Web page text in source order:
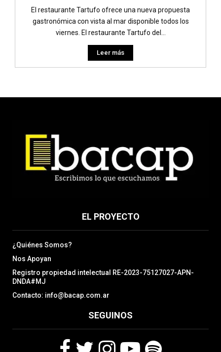
El restaurante Tartufo ofrece una nueva propuesta
gastronómica con vista al mar disponible todos los
viernes. El restaurante Tartufo del...
Leer más
EL PROYECTO
¿Quiénes Somos?
Nos Apoyan
Registro propiedad intelectual RE-2023-75127027-APN-
DNDA#MJ
Contacto: info@bacap.com.ar
SEGUINOS